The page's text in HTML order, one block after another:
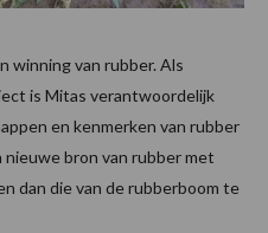
winning van rubber. Als
is Mitas verantwoordelijk
en kenmerken van rubber
nieuwe bron van rubber met
dan die van de rubberboom te